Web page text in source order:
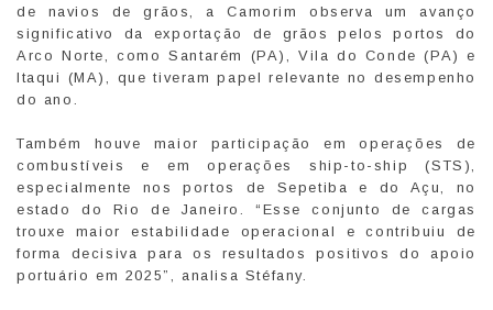
de navios de grãos, a Camorim observa um avanço
significativo da exportação de grãos pelos portos do
Arco Norte, como Santarém (PA), Vila do Conde (PA) e
Itaqui (MA), que tiveram papel relevante no desempenho
do ano.
Também houve maior participação em operações de
combustíveis e em operações ship-to-ship (STS),
especialmente nos portos de Sepetiba e do Açu, no
estado do Rio de Janeiro. “Esse conjunto de cargas
trouxe maior estabilidade operacional e contribuiu de
forma decisiva para os resultados positivos do apoio
portuário em 2025”, analisa Stéfany.